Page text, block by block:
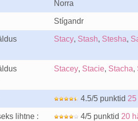
Norra
Stígandr
Stacy, Stash, Stesha,
Stacey, Stacie, Stacha,
4.5/5 punktid
lihtne : 4/5 punktid 20